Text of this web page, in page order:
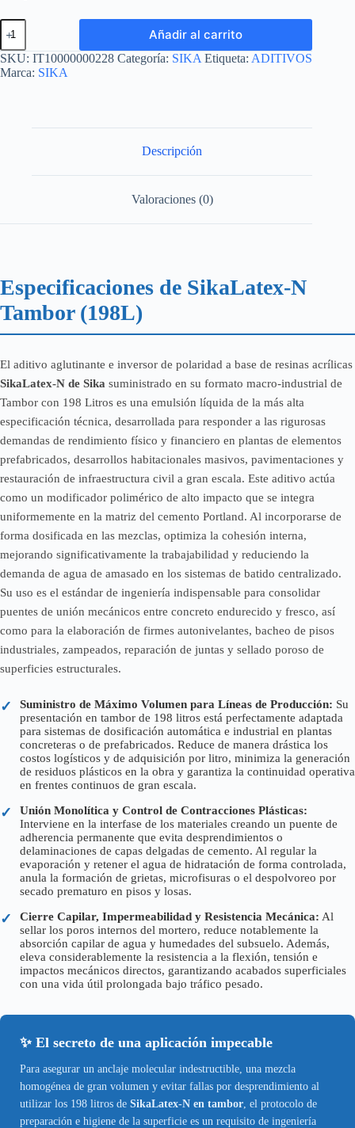
SIKALATEX
N
TAMBOR
(198
L)
Añadir al carrito
SKU: IT10000000228 Categoría: SIKA Etiqueta: ADITIVOS
Marca: SIKA
Descripción
Valoraciones (0)
Especificaciones de SikaLatex-N
Tambor (198L)
El aditivo aglutinante e inversor de polaridad a base de resinas acrílicas
SikaLatex-N de Sika suministrado en su formato macro-industrial de
Tambor con 198 Litros es una emulsión líquida de la más alta
especificación técnica, desarrollada para responder a las rigurosas
demandas de rendimiento físico y financiero en plantas de elementos
prefabricados, desarrollos habitacionales masivos, pavimentaciones y
restauración de infraestructura civil a gran escala. Este aditivo actúa
como un modificador polimérico de alto impacto que se integra
uniformemente en la matriz del cemento Portland. Al incorporarse de
forma dosificada en las mezclas, optimiza la cohesión interna,
mejorando significativamente la trabajabilidad y reduciendo la
demanda de agua de amasado en los sistemas de batido centralizado.
Su uso es el estándar de ingeniería indispensable para consolidar
puentes de unión mecánicos entre concreto endurecido y fresco, así
como para la elaboración de firmes autonivelantes, bacheo de pisos
industriales, zampeados, reparación de juntas y sellado poroso de
superficies estructurales.
✓ Suministro de Máximo Volumen para Líneas de Producción: Su
presentación en tambor de 198 litros está perfectamente adaptada
para sistemas de dosificación automática e industrial en plantas
concreteras o de prefabricados. Reduce de manera drástica los
costos logísticos y de adquisición por litro, minimiza la generación
de residuos plásticos en la obra y garantiza la continuidad operativa
en frentes continuos de gran escala.
✓
Unión Monolítica y Control de Contracciones Plásticas:
Interviene en la interfase de los materiales creando un puente de
adherencia permanente que evita desprendimientos o
delaminaciones de capas delgadas de cemento. Al regular la
evaporación y retener el agua de hidratación de forma controlada,
anula la formación de grietas, microfisuras o el despolvoreo por
secado prematuro en pisos y losas.
✓ Cierre Capilar, Impermeabilidad y Resistencia Mecánica: Al
sellar los poros internos del mortero, reduce notablemente la
absorción capilar de agua y humedades del subsuelo. Además,
eleva considerablemente la resistencia a la flexión, tensión e
impactos mecánicos directos, garantizando acabados superficiales
con una vida útil prolongada bajo tráfico pesado.
✨ El secreto de una aplicación impecable
Para asegurar un anclaje molecular indestructible, una mezcla
homogénea de gran volumen y evitar fallas por desprendimiento al
utilizar los 198 litros de SikaLatex-N en tambor , el protocolo de
preparación e higiene de la superficie es un requisito de ingeniería